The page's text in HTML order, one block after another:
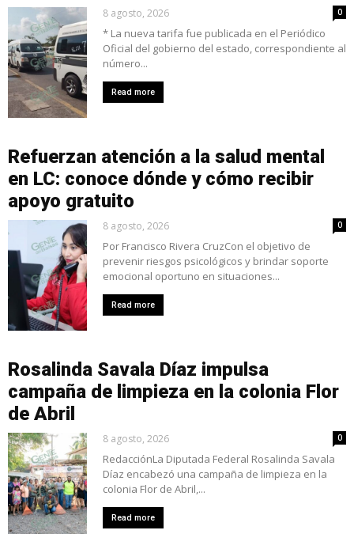
8 agosto, 2026 0
* La nueva tarifa fue publicada en el Periódico
Oficial del gobierno del estado, correspondiente al
número...
Read more
Refuerzan atención a la salud mental
en LC: conoce dónde y cómo recibir
apoyo gratuito
8 agosto, 2026 0
Por Francisco Rivera CruzCon el objetivo de
prevenir riesgos psicológicos y brindar soporte
emocional oportuno en situaciones...
Read more
Rosalinda Savala Díaz impulsa
campaña de limpieza en la colonia Flor
de Abril
8 agosto, 2026 0
RedacciónLa Diputada Federal Rosalinda Savala
Díaz encabezó una campaña de limpieza en la
colonia Flor de Abril,...
Read more